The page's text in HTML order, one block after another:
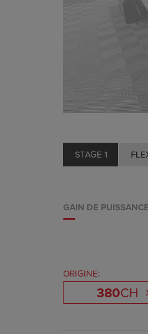
STAGE 1
GAIN DE PUISSANCE
ORIGINE:
380CH